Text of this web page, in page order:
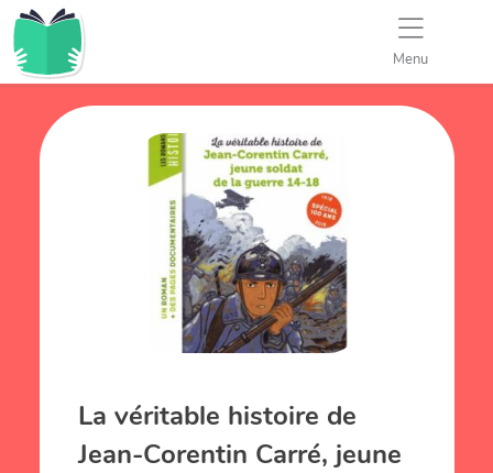
Menu
La véritable histoire de
Jean-Corentin Carré, jeune